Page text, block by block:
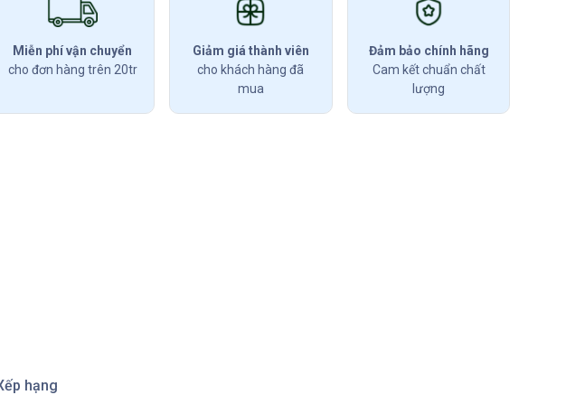
Miễn phí vận chuyển
cho đơn hàng trên 20tr
Giảm giá thành viên
cho khách hàng đã
mua
Đảm bảo chính hãng
Cam kết chuẩn chất
lượng
hạng